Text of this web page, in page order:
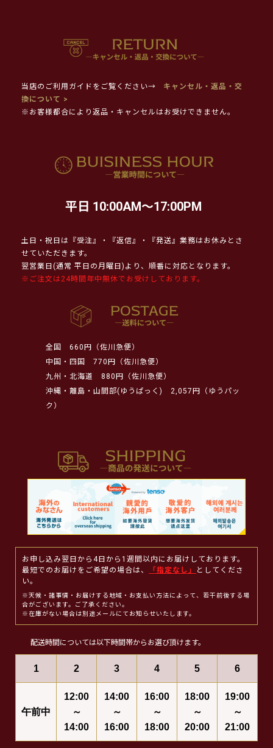
当店のご利用ガイドをご覧ください→
キャンセル・返品・交
換について >
※お客様都合により返品・キャンセルはお受けできません。
平日 10:00AM～17:00PM
土日・祝日は『受注』・『返信』・『発送』業務はお休みとさ
せていただきます。
翌営業日(通常 平日の月曜日)より、順番に対応となります。
※ご注文は24時間年中無休でお受けしております。
全国
660円（佐川急便）
中国・四国
770円（佐川急便）
九州・北海道
880円（佐川急便）
沖縄・離島・山間部(ゆうぱっく)
2,057円（ゆうパッ
ク）
お申し込み翌日から4日から1週間以内にお届けしております。
最短でのお届けをご希望の場合は、
「指定なし」
としてくださ
い。
※天候・諸事情・お届けする地域・お支払い方法によって、若干前後する場
合がございます。ご了承ください。
※在庫がない場合は別途メールにてお知らせいたします。
配送時間については以下時間帯からお選び頂けます。
1 2 3 4 5 6
午前中
12:00
～
14:00
14:00
～
16:00
16:00
～
18:00
18:00
～
20:00
19:00
～
21:00